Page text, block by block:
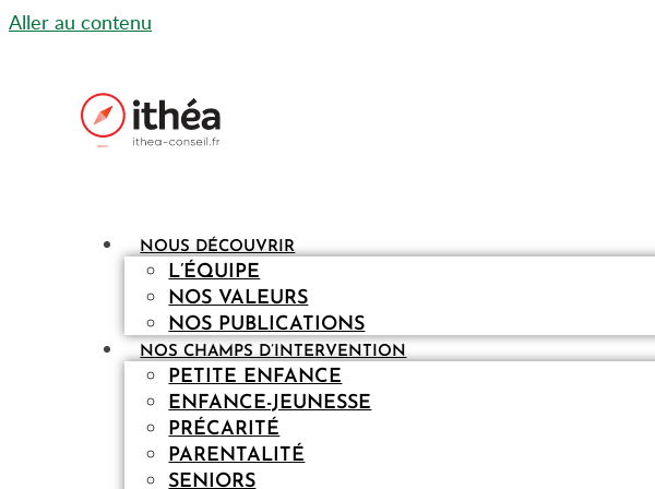
Aller au contenu
NOUS DÉCOUVRIR
L’ÉQUIPE
NOS VALEURS
NOS PUBLICATIONS
NOS CHAMPS D’INTERVENTION
PETITE ENFANCE
ENFANCE-JEUNESSE
PRÉCARITÉ
PARENTALITÉ
SENIORS